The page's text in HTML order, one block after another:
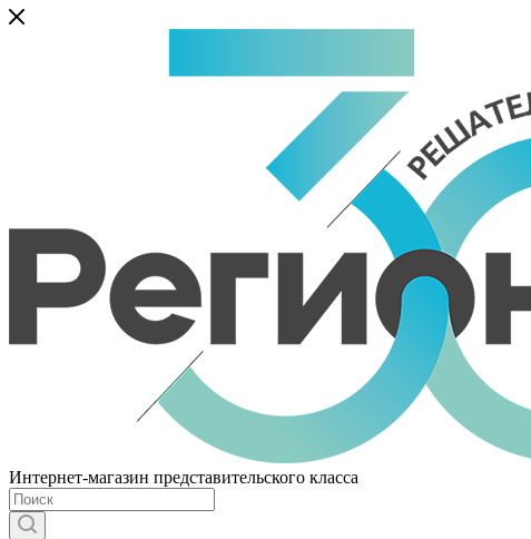
Интернет-магазин представительского класса